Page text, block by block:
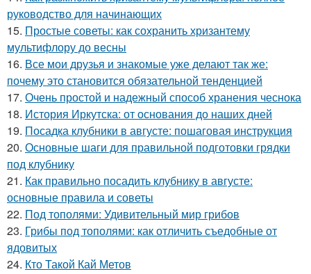
руководство для начинающих
15. Простые советы: как сохранить хризантему
мультифлору до весны
16. Все мои друзья и знакомые уже делают так же:
почему это становится обязательной тенденцией
17. Очень простой и надежный способ хранения чеснока
18. История Иркутска: от основания до наших дней
19. Посадка клубники в августе: пошаговая инструкция
20. Основные шаги для правильной подготовки грядки
под клубнику
21. Как правильно посадить клубнику в августе:
основные правила и советы
22. Под тополями: Удивительный мир грибов
23. Грибы под тополями: как отличить съедобные от
ядовитых
24. Кто Такой Кай Метов